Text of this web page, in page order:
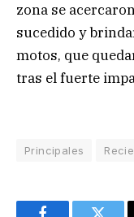
zona se
sucedido y
motos, que
tras el fuerte
Principales